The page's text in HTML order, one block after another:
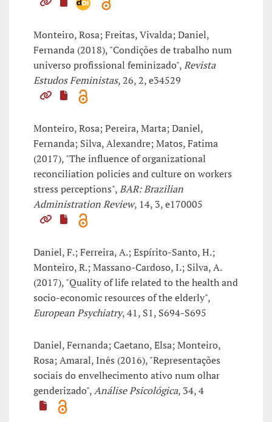
Monteiro, Rosa; Freitas, Vivalda; Daniel,
Fernanda (2018), "Condições de trabalho num
universo profissional feminizado",Revista
Estudos Feministas, 26, 2, e34529
Monteiro, Rosa; Pereira, Marta; Daniel,
Fernanda; Silva, Alexandre; Matos, Fatima
(2017), "The influence of organizational
reconciliation policies and culture on workers
stress perceptions",BAR: Brazilian
Administration Review, 14, 3, e170005
Daniel, F.; Ferreira, A.; Espírito-Santo, H.;
Monteiro, R.; Massano-Cardoso, I.; Silva, A.
(2017), "Quality of life related to the health and
socio-economic resources of the elderly",
European Psychiatry, 41, S1, S694-S695
Daniel, Fernanda; Caetano, Elsa; Monteiro,
Rosa; Amaral, Inês (2016), "Representações
sociais do envelhecimento ativo num olhar
genderizado",Análise Psicológica, 34, 4